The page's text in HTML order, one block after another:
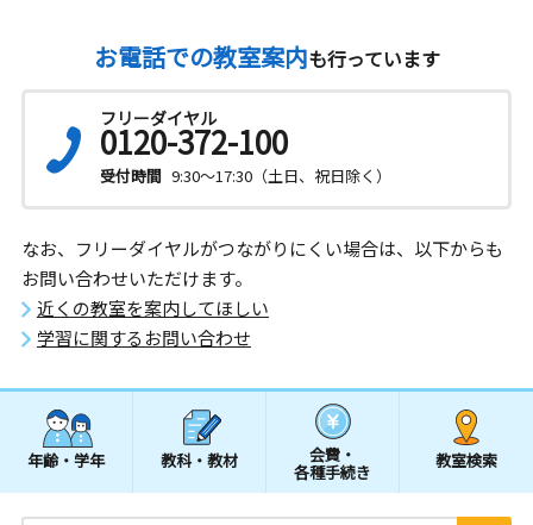
お電話での教室案内も行っています
フリーダイヤル
0120-372-100
受付時間 9:30～17:30（土日、祝日除く）
なお、フリーダイヤルがつながりにくい場合は、以下からも
お問い合わせいただけます。
近くの教室を案内してほしい
学習に関するお問い合わせ
年齢・学年 教科・教材 会費・
各種手続き
教室検索